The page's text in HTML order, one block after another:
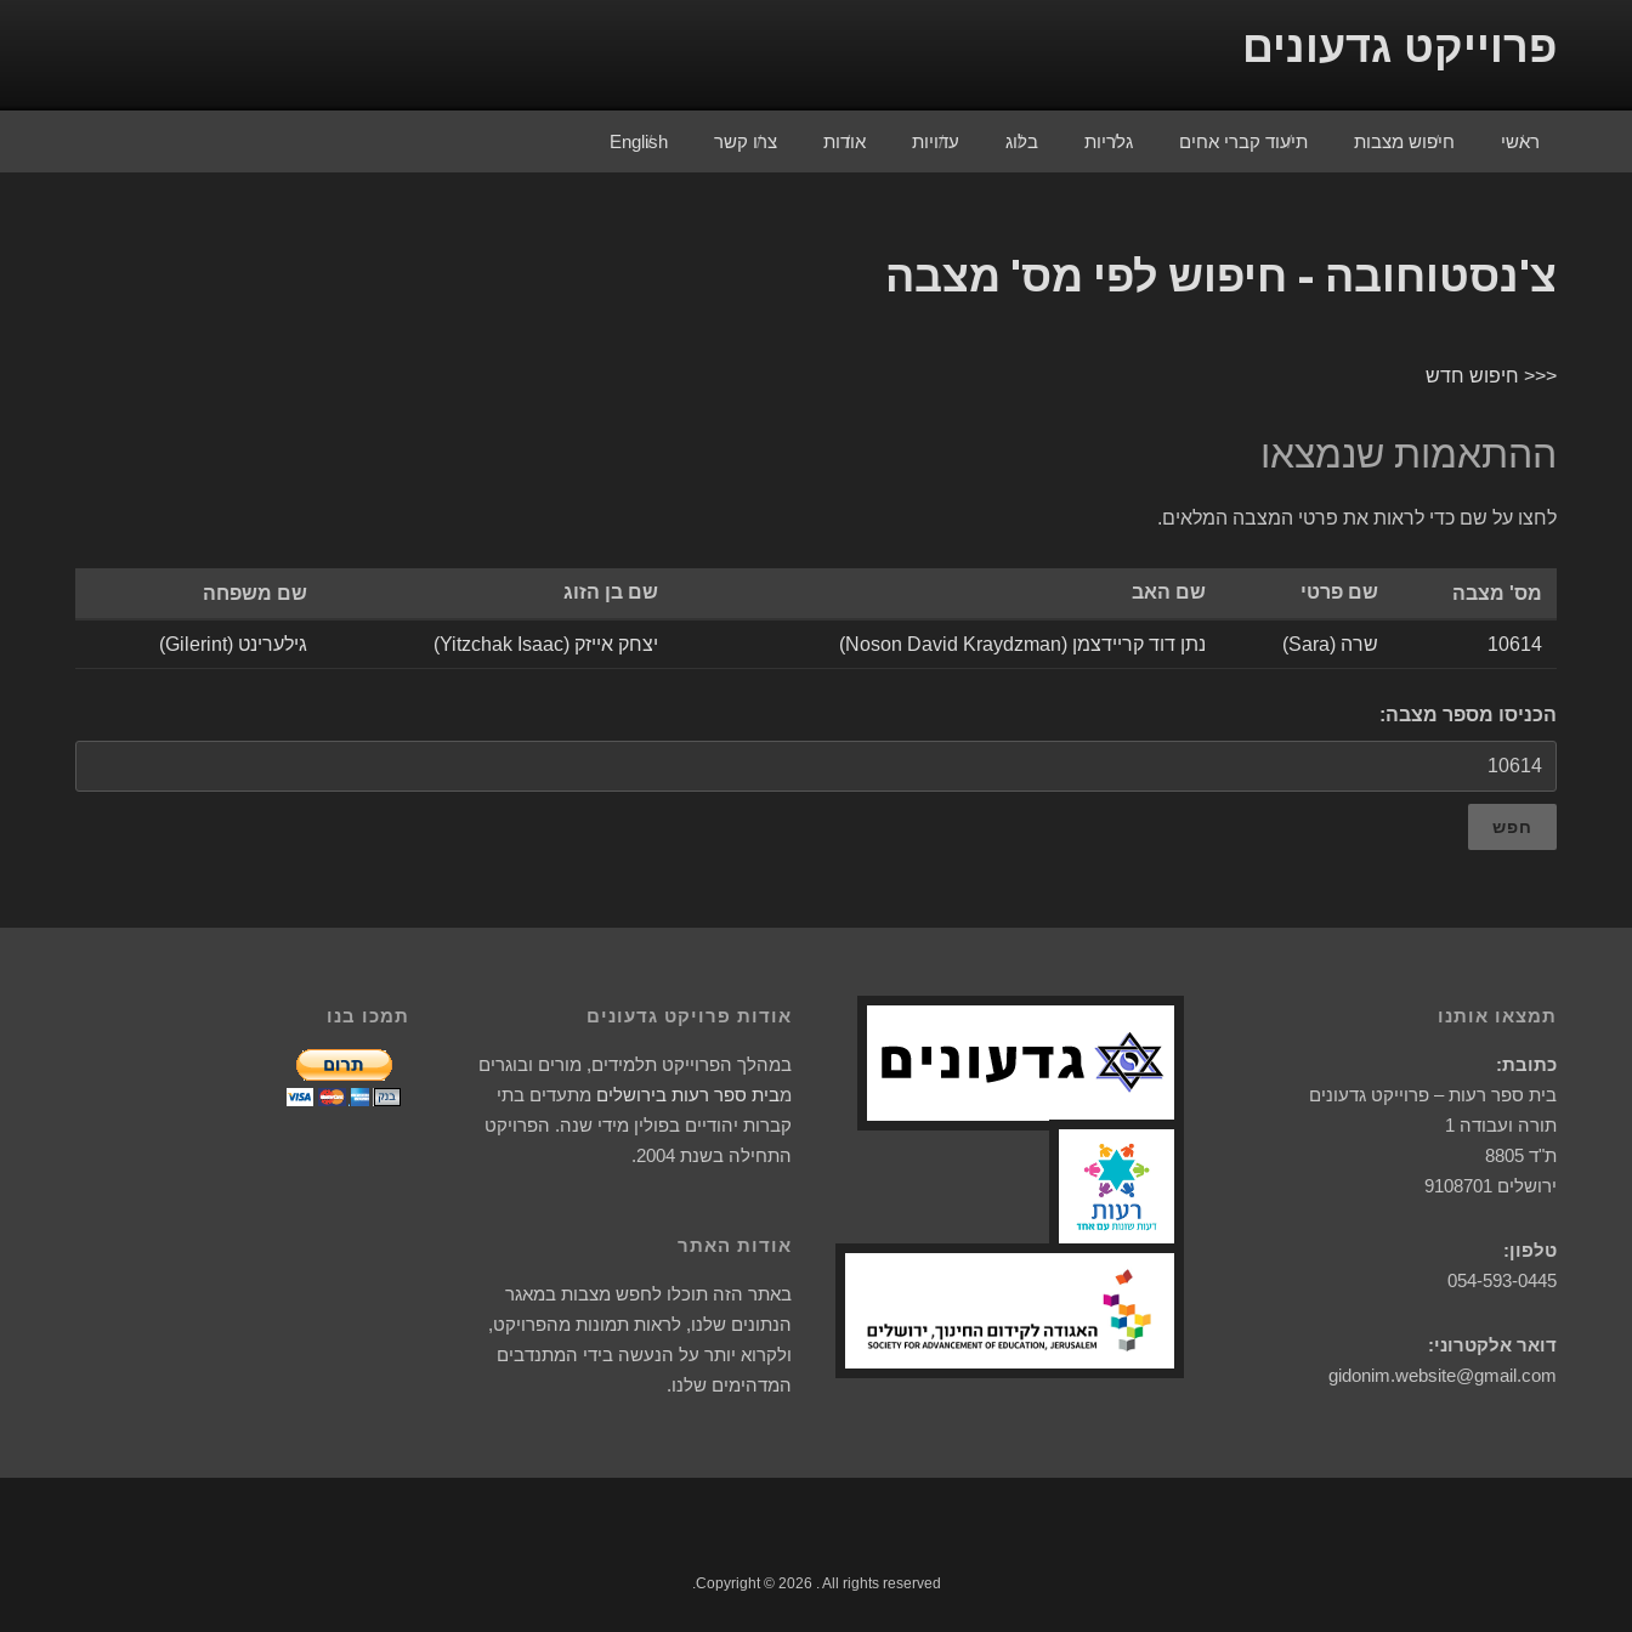
פרוייקט גדעונים
ראשי חיפוש מצבות תיעוד קברי אחים גלריות בלוג עדויות אודות צרו קשר English
צ'נסטוחובה - חיפוש לפי מס' מצבה
<<< חיפוש חדש
ההתאמות שנמצאו
לחצו על שם כדי לראות את פרטי המצבה המלאים.
מס' מצבה שם פרטי שם האב שם בן הזוג שם משפחה
10614 שרה (Sara) נתן דוד קריידצמן (Noson David Kraydzman) יצחק אייזק (Yitzchak Isaac) גילערינט (Gilerint)
הכניסו מספר מצבה:
חפש
תמצאו אותנו
כתובת:
בית ספר רעות – פרוייקט גדעונים
תורה ועבודה 1
ת"ד 8805
ירושלים 9108701
טלפון:
054-593-0445
דואר אלקטרוני:
gidonim.website@gmail.com
אודות פרויקט גדעונים
במהלך הפרוייקט תלמידים, מורים ובוגרים
מבית ספר רעות בירושלים מתעדים בתי
קברות יהודיים בפולין מידי שנה. הפרויקט
התחילה בשנת 2004.
אודות האתר
באתר הזה תוכלו לחפש מצבות במאגר
הנתונים שלנו, לראות תמונות מהפרויקט,
ולקרוא יותר על הנעשה בידי המתנדבים
המדהימים שלנו.
תמכו בנו
Copyright © 2026 . All rights reserved.